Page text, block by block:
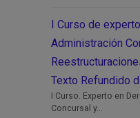
I Curso de
Administración
Texto Refundido
I Curso. Experto en
Concursal y...